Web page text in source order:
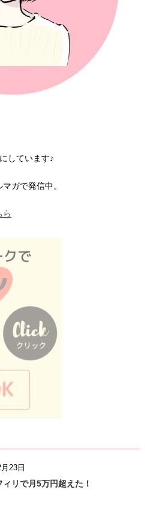
しています♪
ガで発信中。
ら
23日
ィリで月5万円超えた！